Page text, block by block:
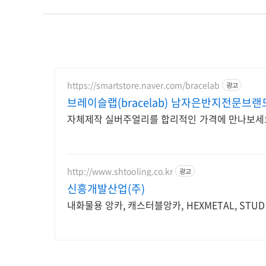
https://smartstore.naver.com/bracelab 광고
브레이슬랩(bracelab) 남자은반지전문브랜
자체제작 실버주얼리를 합리적인 가격에 만나보
http://www.shtooling.co.kr 광고
신흥개발산업(주)
내화물용 앙카, 캐스터블앙카, HEXMETAL, STUD